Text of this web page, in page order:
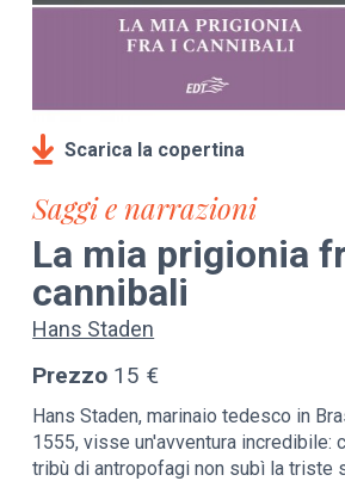
Scarica la copertina
Saggi e narrazioni
La mia prigionia
cannibali
Hans Staden
Prezzo 15 €
Hans Staden, marinaio tedesco in
1555, visse un'avventura incredibile:
tribù di antropofagi non subì la triste